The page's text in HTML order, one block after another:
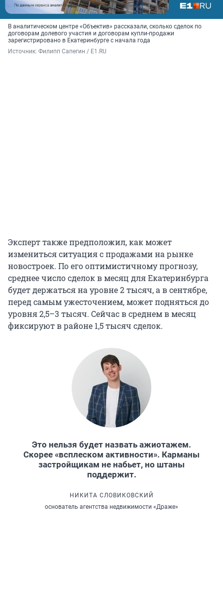
В аналитическом центре «Объектив» рассказали, сколько сделок по
договорам долевого участия и договорам купли-продажи
зарегистрировано в Екатеринбурге с начала года
Источник: Филипп Сапегин / E1.RU
Эксперт также предположил, как может
измениться ситуация с продажами на рынке
новостроек. По его оптимистичному прогнозу,
среднее число сделок в месяц для Екатеринбурга
будет держаться на уровне 2 тысяч, а в сентябре,
перед самым ужесточением, может подняться до
уровня 2,5–3 тысяч. Сейчас в среднем в месяц
фиксируют в районе 1,5 тысяч сделок.
Это нельзя будет назвать ажиотажем.
Скорее «всплеском активности». Карманы
застройщикам не набьет, но штаны
поддержит.
НИКИТА СЛОВИКОВСКИЙ
основатель агентства недвижимости «Драже»